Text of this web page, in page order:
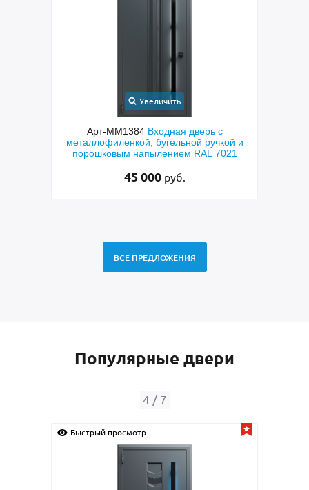
Увеличить
Арт-ММ1384 Входная дверь с
металлофиленкой, бугельной ручкой и
порошковым напылением RAL 7021
45 000 руб.
ВСЕ ПРЕДЛОЖЕНИЯ
Популярные двери
4 / 7
Быстрый просмотр